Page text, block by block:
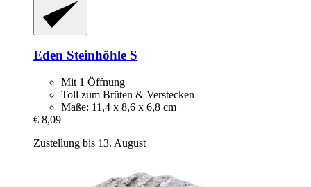
Eden Steinhöhle S
Mit 1 Öffnung
Toll zum Brüten & Verstecken
Maße: 11,4 x 8,6 x 6,8 cm
€ 8,09
Zustellung bis 13. August